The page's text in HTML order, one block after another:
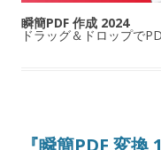
瞬簡PDF 作成 2024
ドラッグ＆ドロップで
『瞬簡PDF 変